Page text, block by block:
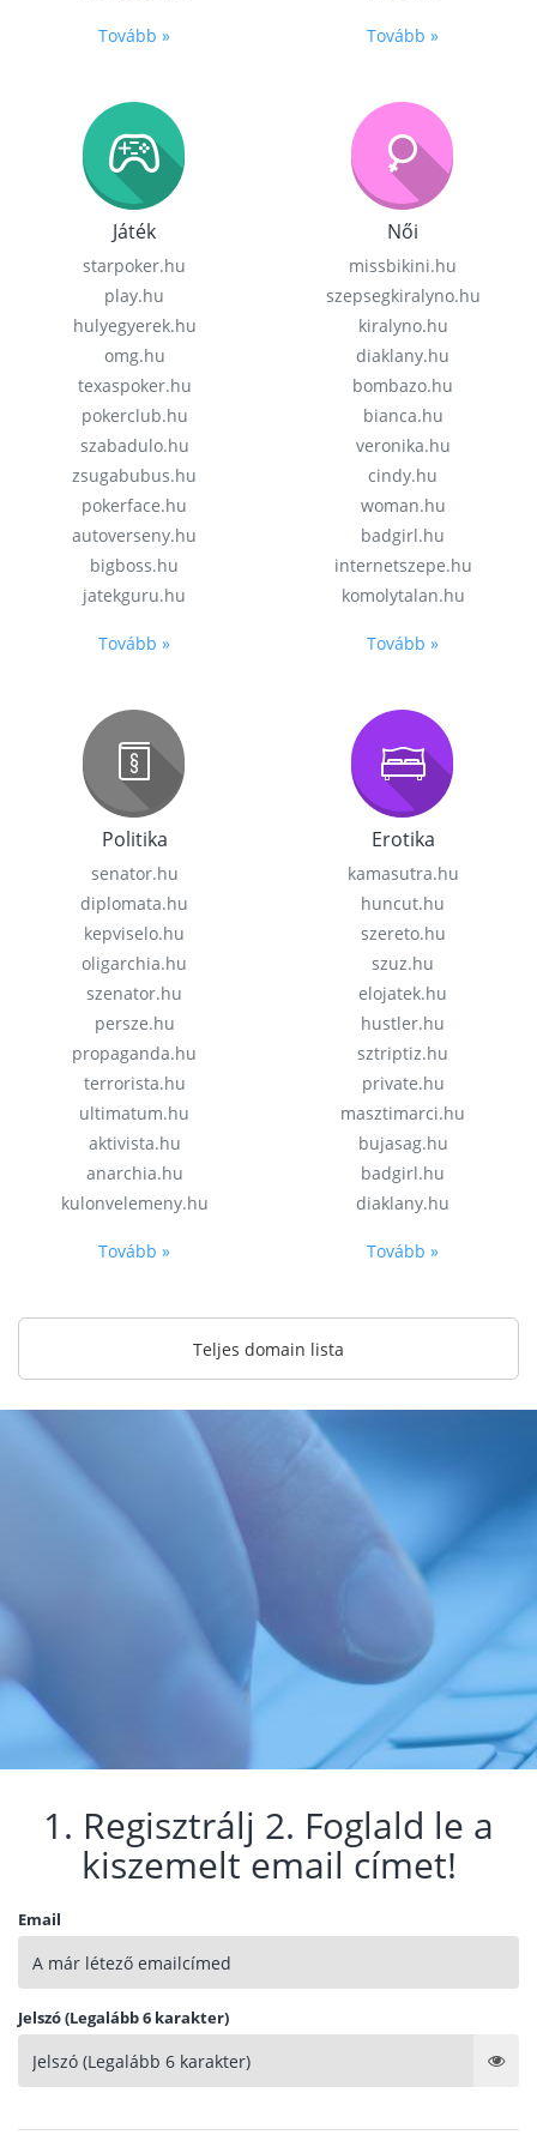
Tovább » Tovább »
Játék
starpoker.hu
play.hu
hulyegyerek.hu
omg.hu
texaspoker.hu
pokerclub.hu
szabadulo.hu
zsugabubus.hu
pokerface.hu
autoverseny.hu
bigboss.hu
jatekguru.hu
Tovább »
Női
missbikini.hu
szepsegkiralyno.hu
kiralyno.hu
diaklany.hu
bombazo.hu
bianca.hu
veronika.hu
cindy.hu
woman.hu
badgirl.hu
internetszepe.hu
komolytalan.hu
Tovább »
Politika
senator.hu
diplomata.hu
kepviselo.hu
oligarchia.hu
szenator.hu
persze.hu
propaganda.hu
terrorista.hu
ultimatum.hu
aktivista.hu
anarchia.hu
kulonvelemeny.hu
Tovább »
Erotika
kamasutra.hu
huncut.hu
szereto.hu
szuz.hu
elojatek.hu
hustler.hu
sztriptiz.hu
private.hu
masztimarci.hu
bujasag.hu
badgirl.hu
diaklany.hu
Tovább »
Teljes domain lista
1. Regisztrálj 2. Foglald le a
kiszemelt email címet!
Email
Jelszó (Legalább 6 karakter)